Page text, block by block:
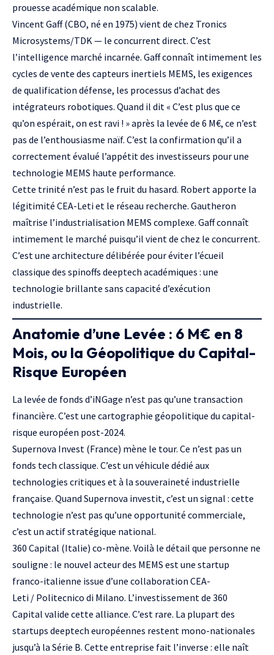
prouesse académique non scalable.
Vincent Gaff(CBO, né en 1975) vient de chez Tronics
Microsystems/TDK — le concurrent direct. C’est
l’intelligence marché incarnée. Gaff connaît intimement les
cycles de vente des capteurs inertiels MEMS, les exigences
de qualification défense, les processus d’achat des
intégrateurs robotiques. Quand il dit « C’est plus que ce
qu’on espérait, on est ravi ! » après la levée de 6 M€, ce n’est
pas de l’enthousiasme naïf. C’est la confirmation qu’il a
correctement évalué l’appétit des investisseurs pour une
technologie MEMS haute performance.
Cette trinité n’est pas le fruit du hasard. Robert apporte la
légitimité CEA-Leti et le réseau recherche. Gautheron
maîtrise l’industrialisation MEMS complexe. Gaff connaît
intimement le marché puisqu’il vient de chez le concurrent.
C’est une architecture délibérée pour éviter l’écueil
classique des spinoffs deeptech académiques : une
technologie brillante sans capacité d’exécution
industrielle.
Anatomie d’une Levée : 6 M€ en 8
Mois, ou la Géopolitique du Capital-
Risque Européen
La levée de fonds d’iNGage n’est pas qu’une transaction
financière. C’est une cartographie géopolitique du capital-
risque européen post-2024.
Supernova Invest (France) mène le tour. Ce n’est pas un
fonds tech classique. C’est un véhicule dédié aux
technologies critiques et à la souveraineté industrielle
française. Quand Supernova investit, c’est un signal : cette
technologie n’est pas qu’une opportunité commerciale,
c’est un actif stratégique national.
360 Capital (Italie) co-mène. Voilà le détail que personne ne
souligne : le nouvel acteur des MEMS est une startup
franco-italienne issue d’une collaboration CEA-
Leti / Politecnico di Milano. L’investissement de 360
Capital valide cette alliance. C’est rare. La plupart des
startups deeptech européennes restent mono-nationales
jusqu’à la Série B. Cette entreprise fait l’inverse : elle naît